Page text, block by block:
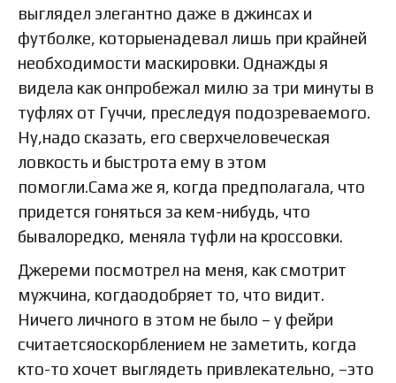
выглядел элегантно даже в джинсах и
футболке, которыенадевал лишь при крайней
необходимости маскировки. Однажды я
видела как онпробежал милю за три минуты в
туфлях от Гуччи, преследуя подозреваемого.
Ну,надо сказать, его сверхчеловеческая
ловкость и быстрота ему в этом
помогли.Сама же я, когда предполагала, что
придется гоняться за кем-нибудь, что
бывалоредко, меняла туфли на кроссовки.
Джереми посмотрел на меня, как смотрит
мужчина, когдаодобряет то, что видит.
Ничего личного в этом не было – у фейри
считаетсяоскорблением не заметить, когда
кто-то хочет выглядеть привлекательно, –это